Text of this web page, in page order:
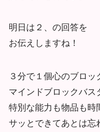
明日は２、の回答を
お伝えしますね！
３分で１個心のブロッ
マインドブロックバス
特別な能力も物品も時
サッとできてあとは忘